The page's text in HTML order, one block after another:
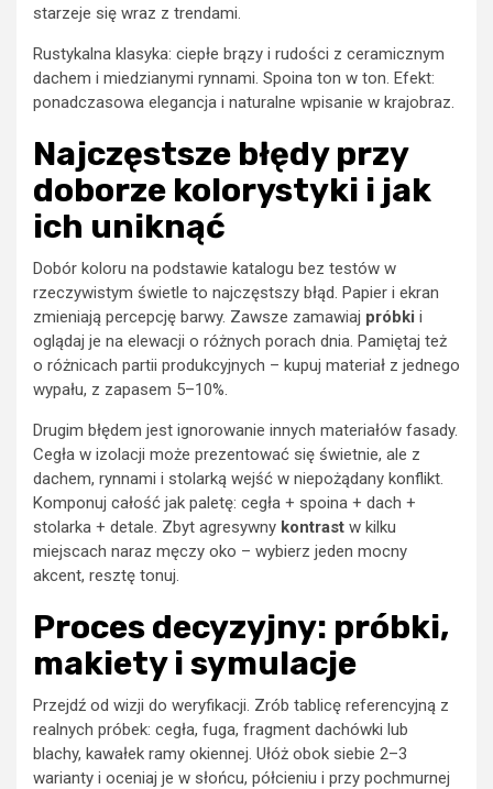
starzeje się wraz z trendami.
Rustykalna klasyka: ciepłe brązy i rudości z ceramicznym
dachem i miedzianymi rynnami. Spoina ton w ton. Efekt:
ponadczasowa elegancja i naturalne wpisanie w krajobraz.
Najczęstsze błędy przy
doborze kolorystyki i jak
ich uniknąć
Dobór koloru na podstawie katalogu bez testów w
rzeczywistym świetle to najczęstszy błąd. Papier i ekran
zmieniają percepcję barwy. Zawsze zamawiaj próbki i
oglądaj je na elewacji o różnych porach dnia. Pamiętaj też
o różnicach partii produkcyjnych – kupuj materiał z jednego
wypału, z zapasem 5–10%.
Drugim błędem jest ignorowanie innych materiałów fasady.
Cegła w izolacji może prezentować się świetnie, ale z
dachem, rynnami i stolarką wejść w niepożądany konflikt.
Komponuj całość jak paletę: cegła + spoina + dach +
stolarka + detale. Zbyt agresywny kontrast w kilku
miejscach naraz męczy oko – wybierz jeden mocny
akcent, resztę tonuj.
Proces decyzyjny: próbki,
makiety i symulacje
Przejdź od wizji do weryfikacji. Zrób tablicę referencyjną z
realnych próbek: cegła, fuga, fragment dachówki lub
blachy, kawałek ramy okiennej. Ułóż obok siebie 2–3
warianty i oceniaj je w słońcu, półcieniu i przy pochmurnej